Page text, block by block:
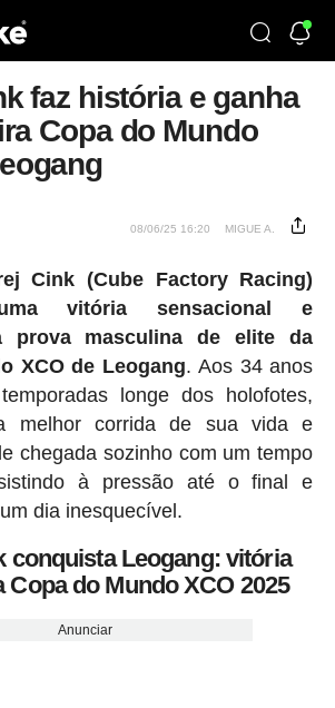
faz história e ganha
Copa do Mundo
08/06/25 16:20 MIGUE A.
Cink (Cube Factory Racing)
vitória sensacional e
prova masculina de elite da
XCO de Leogang. Aos 34 anos
longe dos holofotes,
melhor corrida de sua vida e
chegada sozinho com um tempo
à pressão até o final e
dia inesquecível.
conquista Leogang: vitória
Copa do Mundo XCO 2025
Anunciar